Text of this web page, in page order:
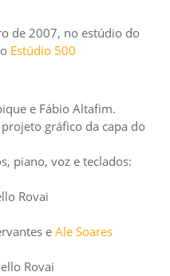
de 2007, no estúdio do
Estúdio 500
e Fábio Altafim.
gráfico da capa do
piano, voz e teclados:
Rovai
e Ale Soares
Rovai